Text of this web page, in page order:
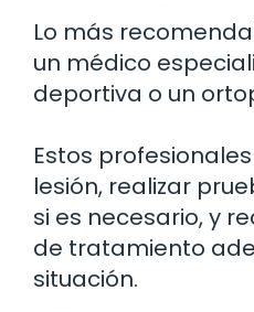
Lo más
un médico
deportiva o un
Estos
lesión, realizar
si es necesario, y
de tratamiento
situación.